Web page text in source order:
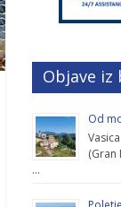
Objave iz
Od
(Gran
…